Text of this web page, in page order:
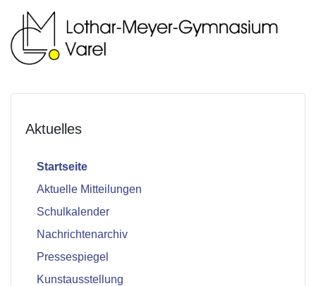
Aktuelles
Startseite
Aktuelle Mitteilungen
Schulkalender
Nachrichtenarchiv
Pressespiegel
Kunstausstellung